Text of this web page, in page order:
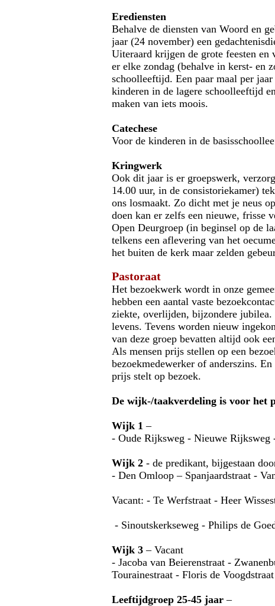
Erediensten
Behalve de diensten van Woord en
jaar (24 november) een
Uiteraard krijgen de grote feesten
er elke zondag (behalve in kerst- en
schoolleeftijd. Een paar maal per
kinderen in de lagere schoolleeftijd
maken van iets moois.
Catechese
Voor de kinderen in de
Kringwerk
Ook dit jaar is er groepswerk,
14.00 uur, in de consistoriekamer)
ons losmaakt. Zo dicht met je neus
doen kan er zelfs een nieuwe, frisse
Open Deurgroep (in beginsel op de
telkens een aflevering van het
het buiten de kerk maar zelden
Pastoraat
Het bezoekwerk wordt in onze
hebben een aantal vaste
ziekte, overlijden, bijzondere jubilea.
levens. Tevens worden nieuw
van deze groep bevatten altijd ook
Als mensen prijs stellen op een
bezoekmedewerker of anderszins.
prijs stelt op bezoek.
De wijk-/taakverdeling is voor het
Wijk 1–
- Oude Rijksweg - Nieuwe Rijksweg
Wijk 2 - de predikant, bijgestaan
- Den Omloop – Spanjaardstraat -
Vacant: - Te Werfstraat - Heer
- Sinoutskerkseweg - Philips de
Wijk 3 – Vacant
- Jacoba van Beierenstraat -
Tourainestraat - Floris de
Leeftijdgroep 25-45 jaar–